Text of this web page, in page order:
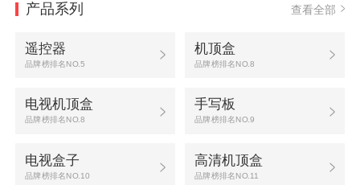
产品系列 查看全部
遥控器
品牌榜排名NO.5
机顶盒
品牌榜排名NO.8
电视机顶盒
品牌榜排名NO.8
手写板
品牌榜排名NO.9
电视盒子
品牌榜排名NO.10
高清机顶盒
品牌榜排名NO.11